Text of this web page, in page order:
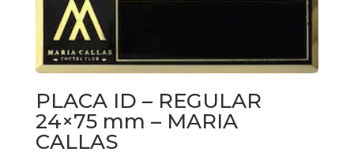
PLACA ID – REGULAR
24×75 mm – MARIA
CALLAS